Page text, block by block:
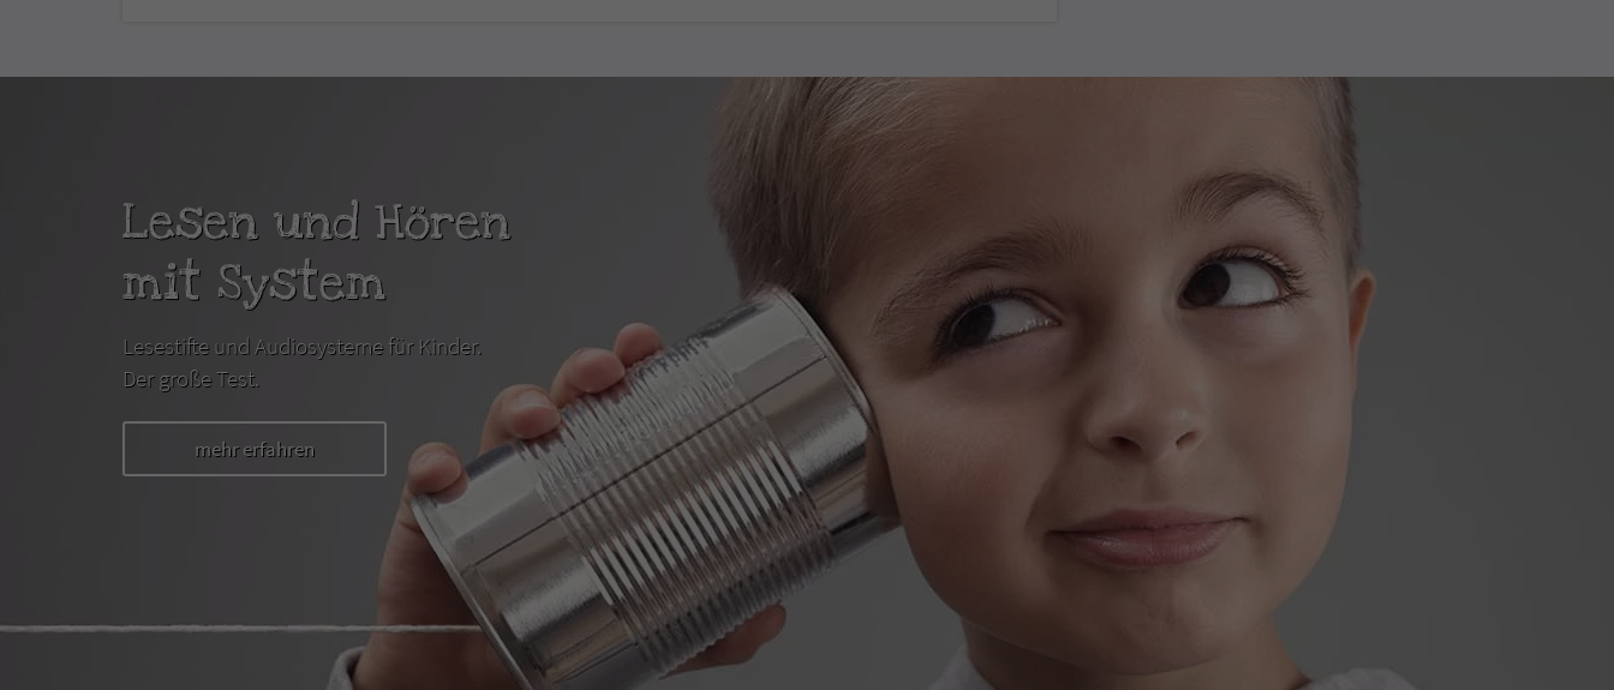
Lesen und Hören
mit System
Lesestifte und Audiosysteme für Kinder.
Der große Test.
mehr erfahren